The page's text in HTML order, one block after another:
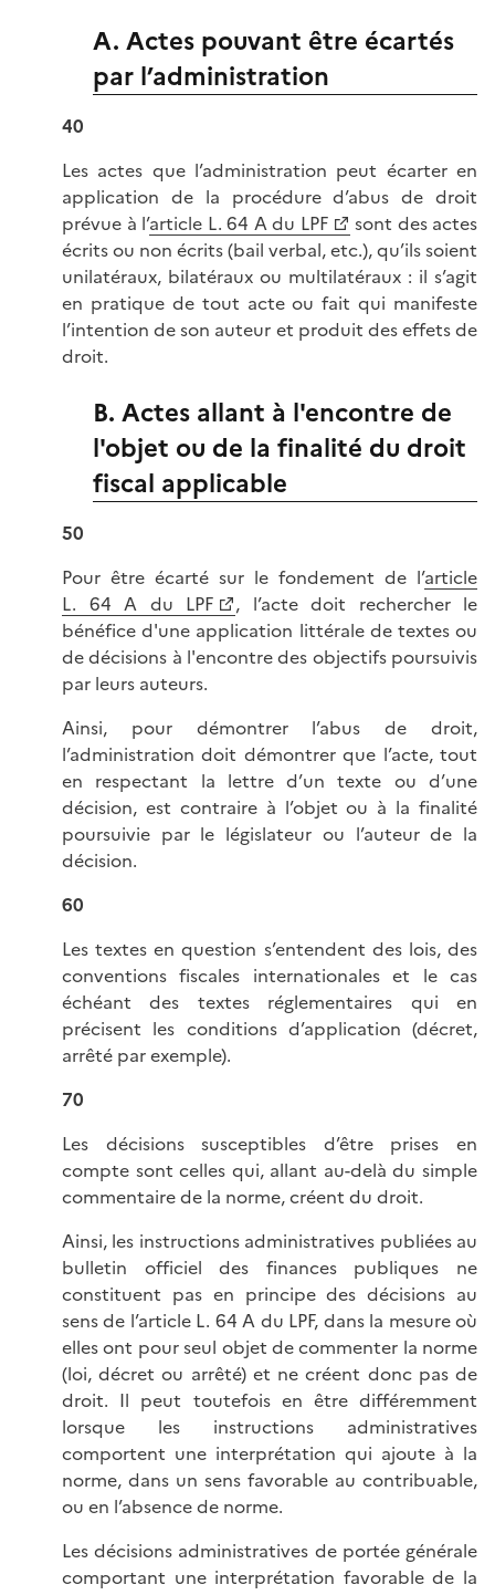
A. Actes pouvant être écartés
par l’administration
40
Les actes que l’administration peut écarter en
application de la procédure d’abus de droit
prévue à l’article L. 64 A du LPF
sont des actes
écrits ou non écrits (bail verbal, etc.), qu’ils soient
unilatéraux, bilatéraux ou multilatéraux : il s’agit
en pratique de tout acte ou fait qui manifeste
l’intention de son auteur et produit des effets de
droit.
B. Actes allant à l'encontre de
l'objet ou de la finalité du droit
fiscal applicable
50
Pour être écarté sur le fondement de l’article
L. 64 A du LPF
, l’acte doit rechercher le
bénéfice d'une application littérale de textes ou
de décisions à l'encontre des objectifs poursuivis
par leurs auteurs.
Ainsi, pour démontrer l’abus de droit,
l’administration doit démontrer que l’acte, tout
en respectant la lettre d’un texte ou d’une
décision, est contraire à l’objet ou à la finalité
poursuivie par le législateur ou l’auteur de la
décision.
60
Les textes en question s’entendent des lois, des
conventions fiscales internationales et le cas
échéant des textes réglementaires qui en
précisent les conditions d’application (décret,
arrêté par exemple).
70
Les décisions susceptibles d’être prises en
compte sont celles qui, allant au-delà du simple
commentaire de la norme, créent du droit.
Ainsi, les instructions administratives publiées au
bulletin officiel des finances publiques ne
constituent pas en principe des décisions au
sens de l’article L. 64 A du LPF, dans la mesure où
elles ont pour seul objet de commenter la norme
(loi, décret ou arrêté) et ne créent donc pas de
droit. Il peut toutefois en être différemment
lorsque les instructions administratives
comportent une interprétation qui ajoute à la
norme, dans un sens favorable au contribuable,
ou en l’absence de norme.
Les décisions administratives de portée générale
comportant une interprétation favorable de la